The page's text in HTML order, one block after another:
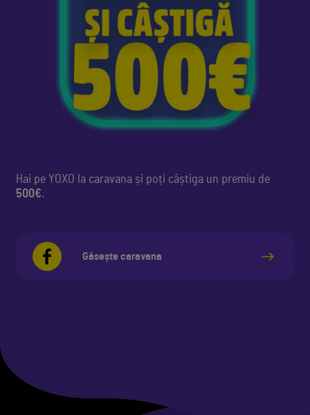
Hai pe YOXO la caravana și poți câștiga un premiu de
500€.
Găsește caravana